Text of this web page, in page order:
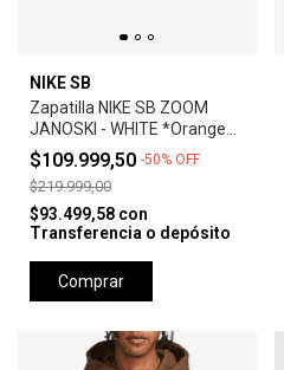
NIKE SB
Zapatilla NIKE SB ZOOM
JANOSKI - WHITE *Orange
Label*
$109.999,50 -50% OFF
$219.999,00
$93.499,58 con
Transferencia o depósito
Comprar